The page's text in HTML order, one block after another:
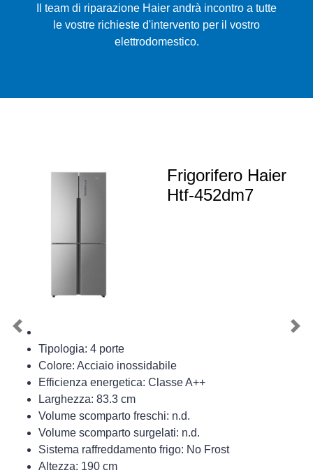
Il team di riparazione Haier andrà incontro a tutte
le vostre richieste d'intervento per il vostro
elettrodomestico.
Frigorifero Haier
Htf-452dm7
Tipologia: 4 porte
Colore: Acciaio inossidabile
Efficienza energetica: Classe A++
Larghezza: 83.3 cm
Volume scomparto freschi: n.d.
Volume scomparto surgelati: n.d.
Sistema raffreddamento frigo: No Frost
Altezza: 190 cm
Previous